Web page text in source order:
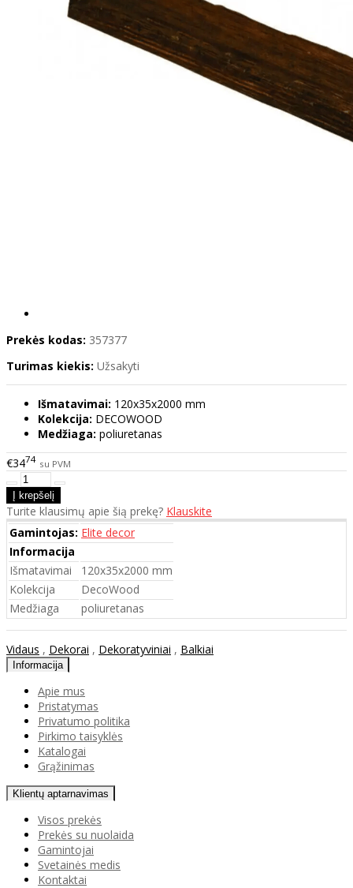
Prekės kodas: 357377
Turimas kiekis: Užsakyti
Išmatavimai: 120x35x2000 mm
Kolekcija: DECOWOOD
Medžiaga: poliuretanas
€3474 su PVM
Turite klausimų apie šią prekę? Klauskite
Gamintojas: Elite decor
Informacija
Išmatavimai
120x35x2000 mm
Kolekcija
DecoWood
Medžiaga
poliuretanas
Vidaus , Dekorai , Dekoratyviniai , Balkiai
Informacija
Apie mus
Pristatymas
Privatumo politika
Pirkimo taisyklės
Katalogai
Grąžinimas
Klientų aptarnavimas
Visos prekės
Prekės su nuolaida
Gamintojai
Svetainės medis
Kontaktai